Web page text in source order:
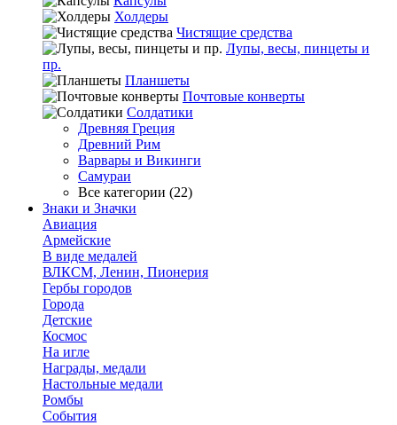
Холдеры
Чистящие средства
Лупы, весы, пинцеты и
пр.
Планшеты
Почтовые конверты
Солдатики
Древняя Греция
Древний Рим
Варвары и Викинги
Самураи
Все категории (22)
Знаки и Значки
Авиация
Армейские
В виде медалей
ВЛКСМ, Ленин, Пионерия
Гербы городов
Города
Детские
Космос
На игле
Награды, медали
Настольные медали
Ромбы
События